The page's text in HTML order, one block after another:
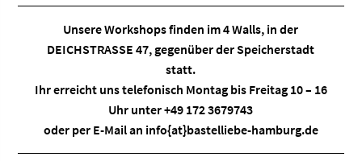
Unsere Workshops finden im4 Walls, in der
DEICHSTRASSE 47, gegenüber der Speicherstadt
statt.
Ihr erreicht uns telefonisch Montag bis Freitag 10 – 16
Uhr unter +49 172 3679743
oder per E-Mail an info{at}bastelliebe-hamburg.de